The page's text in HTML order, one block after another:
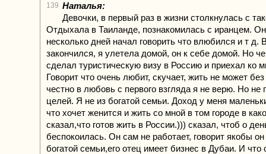
139 Наталья:
Девочки, в первый раз в жизни столкнулась с
Отдыхала в Таиланде, познакомилась с иранцем.
несколько дней начал говорить что влюбился и т д.
закончился, я улетела домой, он к себе домой. Но
сделал туристическую визу в Россию и приехал ко
Говорит что очень любит, скучает, жить не может
честно в любовь с первого взгляда я не верю. Но не
целей. Я не из богатой семьи. Доход у меня
что хочет женится и жить со мной в том городе в
сказал,что готов жить в России.))) сказал, чтоб о
беспокоилась. Он сам не работает, говорит якобы он
богатой семьи,его отец имеет бизнес в Дубаи. И что